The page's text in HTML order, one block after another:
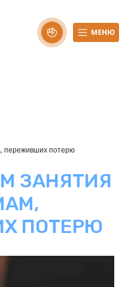
переживших потерю
ЗАНЯТИЯ
ПОТЕРЮ